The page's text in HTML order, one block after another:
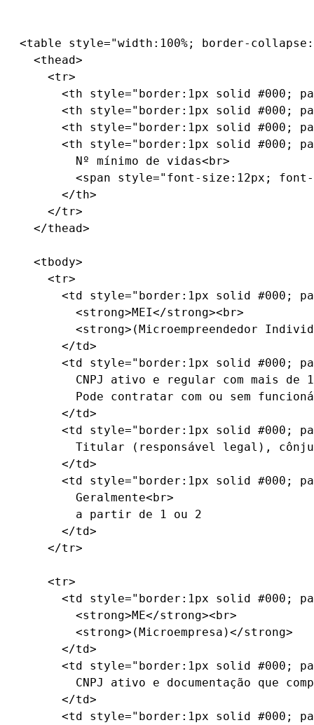
<table style="width:100%; border-
  <thead>
    <tr>
<th style="border:1px solid #000;
<th style="border:1px solid #000;
<th style="border:1px solid #000;
<th style="border:1px solid #000;
        Nº mínimo de vidas<br>
<span style="font-size:12px;
      </th>
    </tr>
  </thead>
  <tbody>
    <tr>
<td style="border:1px solid #000;
        <strong>MEI</strong><br>
<strong>(Microempreendedor
      </td>
<td style="border:1px solid #000;
CNPJ ativo e regular com mais de
Pode contratar com ou sem
      </td>
<td style="border:1px solid #000;
Titular (responsável legal),
      </td>
<td style="border:1px solid #000;
        Geralmente<br>
        a partir de 1 ou 2
      </td>
    </tr>
    <tr>
<td style="border:1px solid #000;
        <strong>ME</strong><br>
        <strong>(Microempresa)</strong>
      </td>
<td style="border:1px solid #000;
CNPJ ativo e documentação que
      </td>
<td style="border:1px solid #000;